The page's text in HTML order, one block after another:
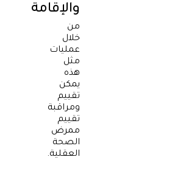
والإقامة
من
خلال
عمليات
مثل
هذه
يمكن
تقييم
ومراقبة
تقييم
ممرض
الصحة
العقلية.